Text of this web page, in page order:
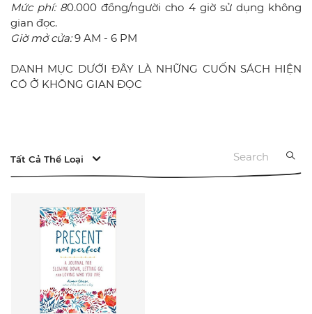
Mức phí: 80.000 đồng/người cho 4 giờ sử dụng không
gian đọc.
Giờ mở cửa:9 AM - 6 PM
DANH MỤC DƯỚI ĐÂY LÀ NHỮNG CUỐN SÁCH HIỆN
CÓ Ở KHÔNG GIAN ĐỌC
Tất Cả Thể Loại